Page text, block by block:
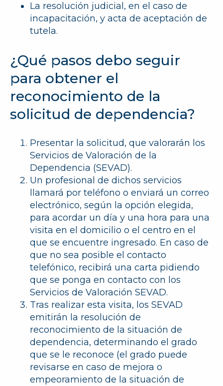
La resolución judicial, en el caso de
incapacitación, y acta de aceptación de
tutela.
¿Qué pasos debo seguir
para obtener el
reconocimiento de la
solicitud de dependencia?
Presentar la solicitud, que valorarán los
Servicios de Valoración de la
Dependencia (SEVAD).
Un profesional de dichos servicios
llamará por teléfono o enviará un correo
electrónico, según la opción elegida,
para acordar un día y una hora para una
visita en el domicilio o el centro en el
que se encuentre ingresado. En caso de
que no sea posible el contacto
telefónico, recibirá una carta pidiendo
que se ponga en contacto con los
Servicios de Valoración SEVAD.
Tras realizar esta visita, los SEVAD
emitirán la resolución de
reconocimiento de la situación de
dependencia, determinando el grado
que se le reconoce (el grado puede
revisarse en caso de mejora o
empeoramiento de la situación de